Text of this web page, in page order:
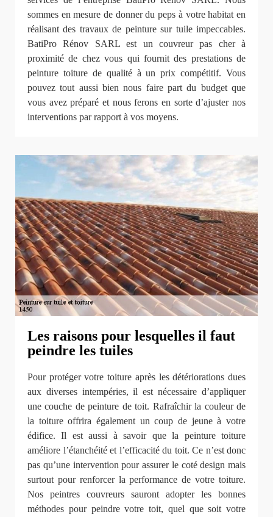
sommes en mesure de donner du peps à votre habitat en
réalisant des travaux de peinture sur tuile impeccables.
BatiPro Rénov SARL est un couvreur pas cher à
proximité de chez vous qui fournit des prestations de
peinture toiture de qualité à un prix compétitif. Vous
pouvez tout aussi bien nous faire part du budget que
vous avez préparé et nous ferons en sorte d’ajuster nos
interventions par rapport à vos moyens.
Les raisons pour lesquelles il faut
peindre les tuiles
Pour protéger votre toiture après les détériorations dues
aux diverses intempéries, il est nécessaire d’appliquer
une couche de peinture de toit. Rafraîchir la couleur de
la toiture offrira également un coup de jeune à votre
édifice. Il est aussi à savoir que la peinture toiture
améliore l’étanchéité et l’efficacité du toit. Ce n’est donc
pas qu’une intervention pour assurer le coté design mais
surtout pour renforcer la performance de votre toiture.
Nos peintres couvreurs sauront adopter les bonnes
méthodes pour peindre votre toit, quel que soit votre